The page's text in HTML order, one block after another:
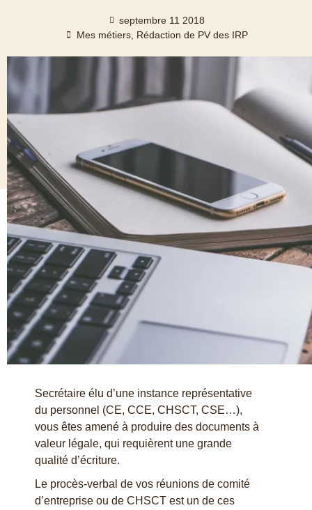
septembre 11 2018
Mes métiers, Rédaction de PV des IRP
Secrétaire élu d’une instance représentative
du personnel (CE, CCE, CHSCT, CSE…),
vous êtes amené à produire des documents à
valeur légale, qui requièrent une grande
qualité d’écriture.
Le procès-verbal de vos réunions de comité
d’entreprise ou de CHSCT est un de ces